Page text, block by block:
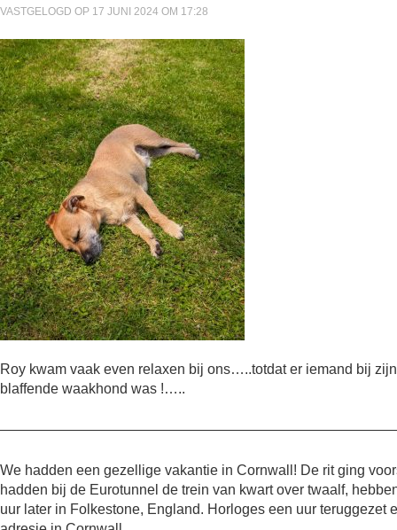
VASTGELOGD OP 17 JUNI 2024 OM 17:28
Roy kwam vaak even relaxen bij ons…..totdat er iemand bij
blaffende waakhond was !…..
We hadden een gezellige vakantie in Cornwall! De rit ging
hadden bij de Eurotunnel de trein van kwart over twaalf,
uur later in Folkestone, England. Horloges een uur